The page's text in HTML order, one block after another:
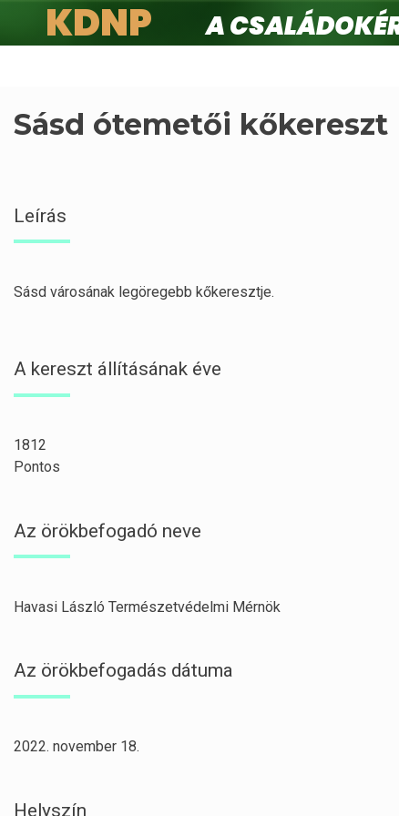
KDNP
A családokért.
Sásd ótemetői kőkereszt
Leírás
Sásd városának legöregebb kőkeresztje.
A kereszt állításának éve
1812
Pontos
Az örökbefogadó neve
Havasi László Természetvédelmi Mérnök
Az örökbefogadás dátuma
2022. november 18.
Helyszín